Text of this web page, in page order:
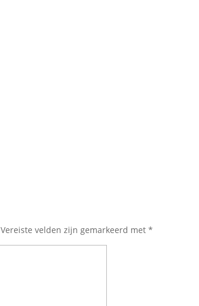
Vereiste velden zijn gemarkeerd met*